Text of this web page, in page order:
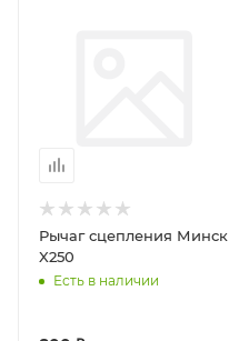
Рычаг сцепления Минск
X250
Есть в наличии